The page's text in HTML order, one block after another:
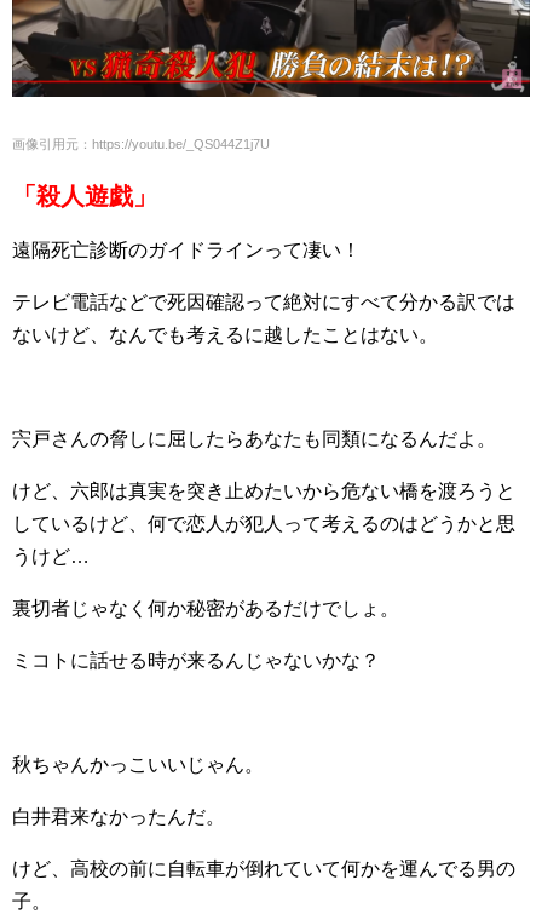
画像引用元：https://youtu.be/_QS044Z1j7U
「殺人遊戯」
遠隔死亡診断のガイドラインって凄い！
テレビ電話などで死因確認って絶対にすべて分かる訳では
ないけど、なんでも考えるに越したことはない。
宍戸さんの脅しに屈したらあなたも同類になるんだよ。
けど、六郎は真実を突き止めたいから危ない橋を渡ろうと
しているけど、何で恋人が犯人って考えるのはどうかと思
うけど…
裏切者じゃなく何か秘密があるだけでしょ。
ミコトに話せる時が来るんじゃないかな？
秋ちゃんかっこいいじゃん。
白井君来なかったんだ。
けど、高校の前に自転車が倒れていて何かを運んでる男の
子。